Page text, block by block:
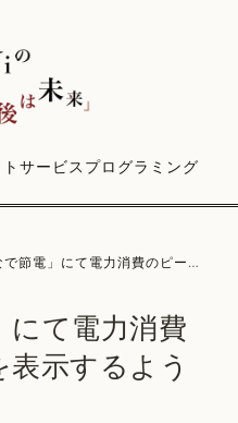
サービス プログラミング
」にて電力消費のピーク時間帯を表示するようにしました
にて電力消費
示するよう